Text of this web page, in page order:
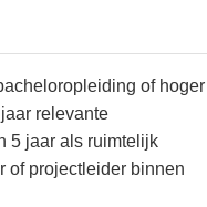
of hoger
relevante
5 jaar als ruimtelijk
of projectleider binnen